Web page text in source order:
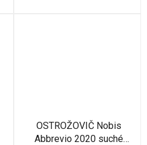
OSTROŽOVIČ Nobis
Abbrevio 2020 suché